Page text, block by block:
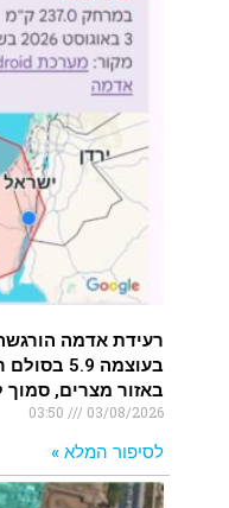
רעידת אדמה
בעוצמה
באזור מצרים, סמוך
03/08/2026
לסיפור המלא »